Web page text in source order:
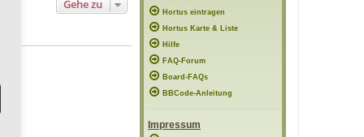
Gehe zu
Hortus eintragen
Hortus Karte & Liste
Hilfe
FAQ-Forum
Board-FAQs
BBCode-Anleitung
Impressum